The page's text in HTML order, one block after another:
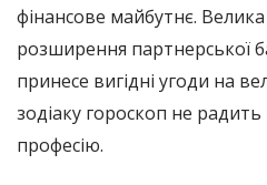
фінансове майбутнє.
розширення партнерської
принесе вигідні угоди на
зодіаку гороскоп не радить
професію.